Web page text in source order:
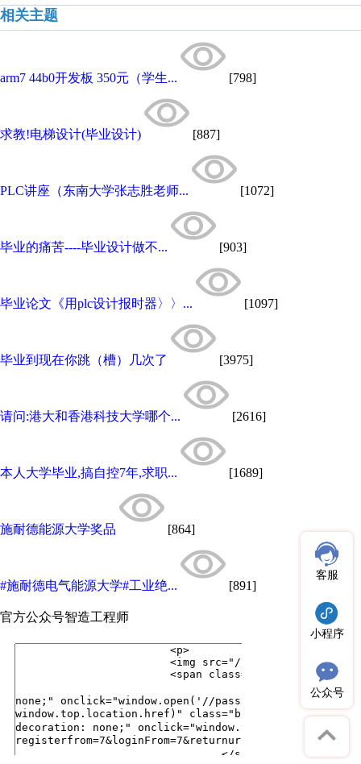
相关主题
arm7 44b0开发板 350元（学生... [798]
求教!电梯设计(毕业设计) [887]
PLC讲座（东南大学张志胜老师... [1072]
毕业的痛苦----毕业设计做不... [903]
毕业论文《用plc设计报时器〉〉... [1097]
毕业到现在你跳（槽）几次了 [3975]
请问:港大和香港科技大学哪个... [2616]
本人大学毕业,搞自控7年,求职... [1689]
施耐德能源大学奖品 [864]
#施耐德电气能源大学#工业绝... [891]
官方公众号智造工程师
客服
小程序
公众号